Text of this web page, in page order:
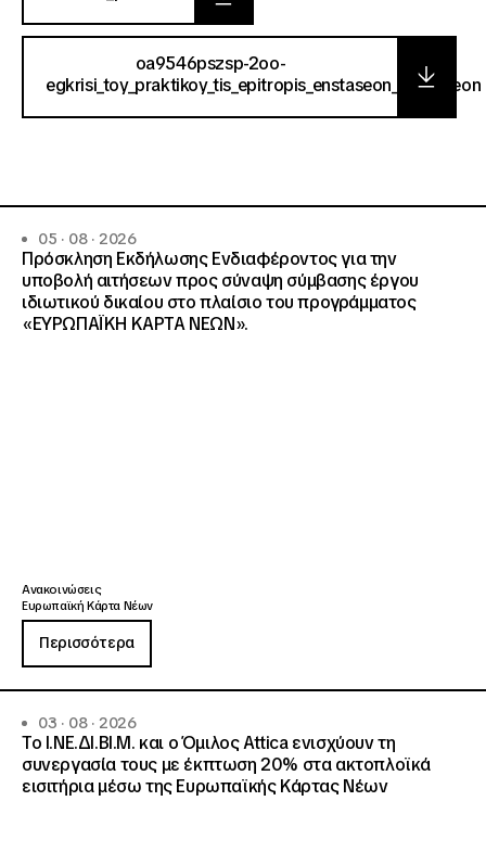
oa9546pszsp-2oo-
egkrisi_toy_praktikoy_tis_epitropis_enstaseon_antirriseon
05 · 08 · 2026
Πρόσκληση Εκδήλωσης Ενδιαφέροντος για την
υποβολή αιτήσεων προς σύναψη σύμβασης έργου
ιδιωτικού δικαίου στο πλαίσιο του προγράμματος
«ΕΥΡΩΠΑΪΚΗ ΚΑΡΤΑ ΝΕΩΝ».
Ανακοινώσεις
Ευρωπαϊκή Κάρτα Νέων
Περισσότερα
03 · 08 · 2026
Το Ι.ΝΕ.ΔΙ.ΒΙ.Μ. και o Όμιλος Attica ενισχύουν τη
συνεργασία τους με έκπτωση 20% στα ακτοπλοϊκά
εισιτήρια μέσω της Ευρωπαϊκής Κάρτας Νέων